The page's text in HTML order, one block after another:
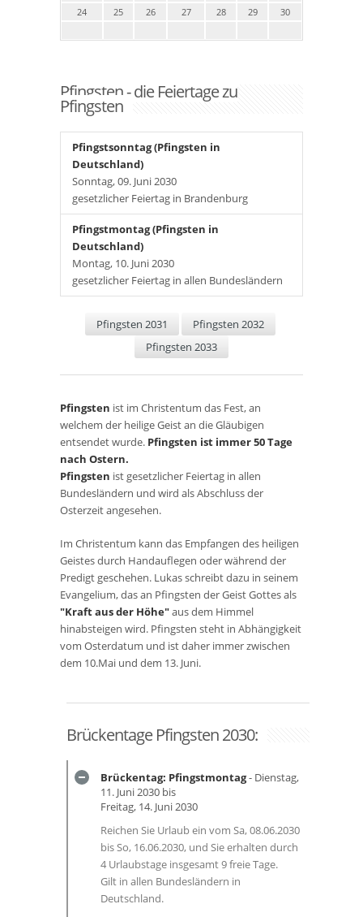
24
25 26 27 28 29 30
Pfingsten - die Feiertage zu
Pfingsten
Pfingstsonntag (Pfingsten in
Deutschland)
Sonntag, 09. Juni 2030
gesetzlicher Feiertag in Brandenburg
Pfingstmontag (Pfingsten in
Deutschland)
Montag, 10. Juni 2030
gesetzlicher Feiertag in allen Bundesländern
Pfingsten 2031
Pfingsten 2032
Pfingsten 2033
Pfingsten ist im Christentum das Fest, an
welchem der heilige Geist an die Gläubigen
entsendet wurde. Pfingsten ist immer 50 Tage
nach Ostern.
Pfingsten ist gesetzlicher Feiertag in allen
Bundesländern und wird als Abschluss der
Osterzeit angesehen.
Im Christentum kann das Empfangen des heiligen
Geistes durch Handauflegen oder während der
Predigt geschehen. Lukas schreibt dazu in seinem
Evangelium, das an Pfingsten der Geist Gottes als
"Kraft aus der Höhe"aus dem Himmel
hinabsteigen wird. Pfingsten steht in Abhängigkeit
vom Osterdatum und ist daher immer zwischen
dem 10.Mai und dem 13. Juni.
Brückentage Pfingsten 2030:
Brückentag: Pfingstmontag- Dienstag,
11. Juni 2030 bis
Freitag, 14. Juni 2030
Reichen Sie Urlaub ein vom Sa, 08.06.2030
bis So, 16.06.2030, und Sie erhalten durch
4 Urlaubstage insgesamt 9 freie Tage.
Gilt in allen Bundesländern in
Deutschland.